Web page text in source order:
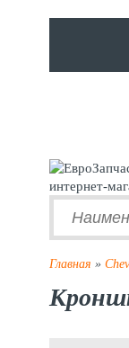
интернет-
Главная »